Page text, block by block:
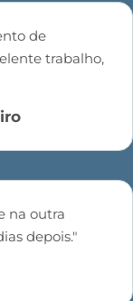
de
trabalho,
na outra
depois."